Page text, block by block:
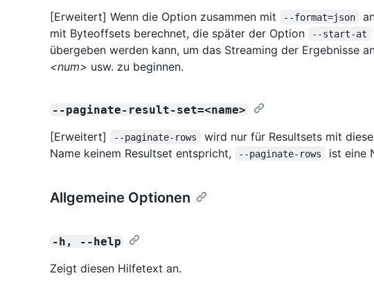
[Erweitert] Wenn die Option zusammen mit --format=json
mit Byteoffsets berechnet, die später der Option
--start-at
übergeben werden kann, um das Streaming der Ergebnisse
<num> usw. zu beginnen.
--paginate-result-set=<name>
[Erweitert] --paginate-rows
wird nur für Resultsets mit
Name keinem Resultset entspricht,
--paginate-rows ist eine
Allgemeine Optionen
-h, --help
Zeigt diesen Hilfetext an.